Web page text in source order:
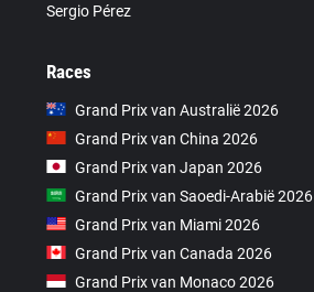
Sergio Pérez
Races
Grand Prix van Australië 2026
Grand Prix van China 2026
Grand Prix van Japan 2026
Grand Prix van Saoedi-Arabië 2026
Grand Prix van Miami 2026
Grand Prix van Canada 2026
Grand Prix van Monaco 2026